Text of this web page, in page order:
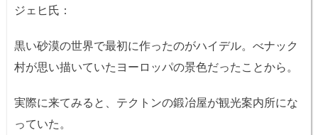
ジェヒ氏：
黒い砂漠の世界で最初に作ったのがハイデル。べナック
村が思い描いていたヨーロッパの景色だったことから。
実際に来てみると、テクトンの鍛冶屋が観光案内所にな
っていた。